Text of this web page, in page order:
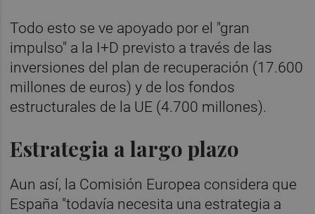
Todo esto se ve apoyado por el "gran
impulso" a la I+D previsto a través de las
inversiones del plan de recuperación (17.600
millones de euros) y de los fondos
estructurales de la UE (4.700 millones).
Estrategia a largo plazo
Aun así, la Comisión Europea considera que
España "todavía necesita una estrategia a